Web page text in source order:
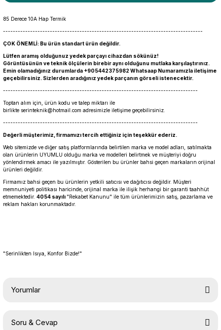
85 Derece 10A Hap Termik
---------------------------------------------------------------------------------
ÇOK ÖNEMLİ: Bu ürün standart ürün değildir.
Lütfen aramış olduğunuz yedek parçayı cihazdan sökünüz!
Görüntüsünün ve teknik ölçülerin birebir aynı olduğunu mutlaka karşılaştırınız.
Emin olamadığınız durumlarda +905442375982 Whatsaap Numaramızla iletişime
geçebilirsiniz. Sizlerden aradığınız yedek parçanın görseli istenecektir.
-------------------------------------------------------------------------------
Toptan alım için, ürün kodu ve talep miktarı ile
birlikte serinteknik@hotmail.com adresimizle iletişime geçebilirsiniz.
-------------------------------------------------------------------------------
Değerli müşterimiz, firmamızı tercih ettiğiniz için teşekkür ederiz.
Web sitemizde ve diğer satış platformlarında belirtilen marka ve model adları, satılmakta
olan ürünlerin UYUMLU olduğu marka ve modelleri belirtmek ve müşteriyi doğru
yönlendirmek amacı ile yazılmıştır. Gösterilen bu ürünler bahsi geçen markaların orijinal
ürünleri değildir.
Firmamız bahsi geçen bu ürünlerin yetkili satıcısı ve dağıtıcısı değildir. Müşteri
memnuniyeti politikası haricinde, orijinal marka ile ilişik herhangi bir garanti taahhüt
etmemektedir. 4054 sayılı "Rekabet Kanunu" ile tüm ürünlerimizin satış, pazarlama ve
reklam hakları korunmaktadır.
"Serinlikten Isıya, Konfor Bizde!"
Yorumlar
Soru & Cevap